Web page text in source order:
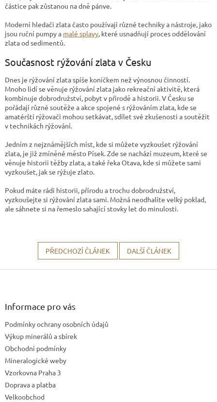
částice pak zůstanou na dně pánve.
Moderní hledači zlata často používají různé techniky a nástroje, jako
jsou ruční pumpy a malé splavy , které usnadňují proces oddělování
zlata od sedimentů.
Současnost rýžování zlata v Česku
Dnes je rýžování zlata spíše koníčkem než výnosnou činností.
Mnoho lidí se věnuje rýžování zlata jako rekreační aktivitě, která
kombinuje dobrodružství, pobyt v přírodě a historii. V Česku se
pořádají různé soutěže a akce spojené s rýžováním zlata, kde se
amatérští rýžovači mohou setkávat, sdílet své zkušenosti a soutěžit
v technikách rýžování.
Jedním z nejznámějších míst, kde si můžete vyzkoušet rýžování
zlata, je již zmíněné město Písek. Zde se nachází muzeum, které se
věnuje historii těžby zlata, a také řeka Otava, kde si můžete sami
vyzkoušet, jak se rýžuje zlato.
Pokud máte rádi historii, přírodu a trochu dobrodružství,
vyzkoušejte si rýžování zlata sami. Možná neodhalíte velký poklad,
ale sáhnete si na řemeslo sahající stovky let do minulosti.
PŘEDCHOZÍ ČLÁNEK DALŠÍ ČLÁNEK
Z
Informace pro vás
Podmínky ochrany osobních údajů
Výkup minerálů a sbírek
Obchodní podmínky
Mineralogické weby
Vzorkovna Praha 3
Doprava a platba
Velkoobchod